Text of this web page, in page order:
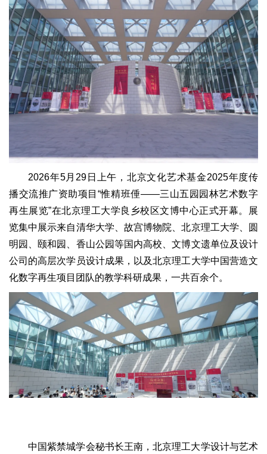
2026年5月29日上午，北京文化艺术基金2025年度传
播交流推广资助项目“惟精班倕——三山五园园林艺术数字
再生展览”在北京理工大学良乡校区文博中心正式开幕。展
览集中展示来自清华大学、故宫博物院、北京理工大学、圆
明园、颐和园、香山公园等国内高校、文博文遗单位及设计
公司的高层次学员设计成果，以及北京理工大学中国营造文
化数字再生项目团队的教学科研成果，一共百余个。
中国紫禁城学会秘书长王南，北京理工大学设计与艺术